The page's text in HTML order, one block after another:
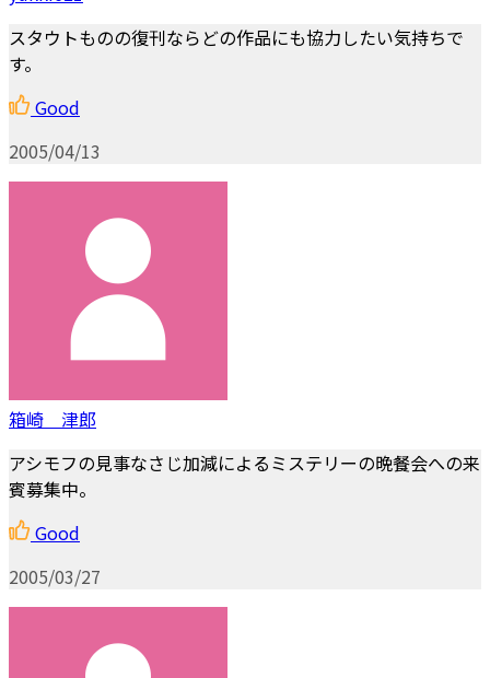
スタウトものの復刊ならどの作品にも協力したい気持ちで
す。
Good
2005/04/13
箱崎 津郎
アシモフの見事なさじ加減によるミステリーの晩餐会への来
賓募集中。
Good
2005/03/27